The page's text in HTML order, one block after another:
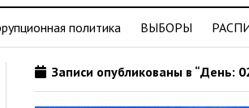
политика ВЫБОРЫ
Записи опубликованы в “День: